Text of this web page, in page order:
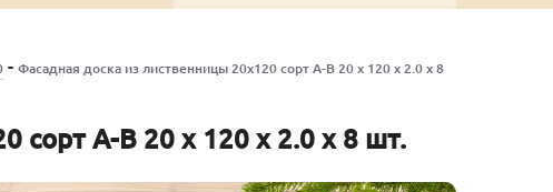
- Фасадная доска из лиственницы 20х120 сорт А-В 20 x 120 x 2.0 x 8
сорт А-В 20 x 120 x 2.0 x 8 шт.